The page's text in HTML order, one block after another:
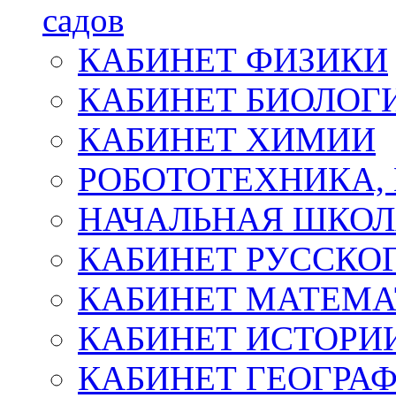
садов
КАБИНЕТ ФИЗИКИ
КАБИНЕТ
КАБИНЕТ ХИМИИ
НАЧАЛЬНАЯ
КАБИНЕТ
КАБИНЕТ
КАБИНЕТ
КАБИНЕТ